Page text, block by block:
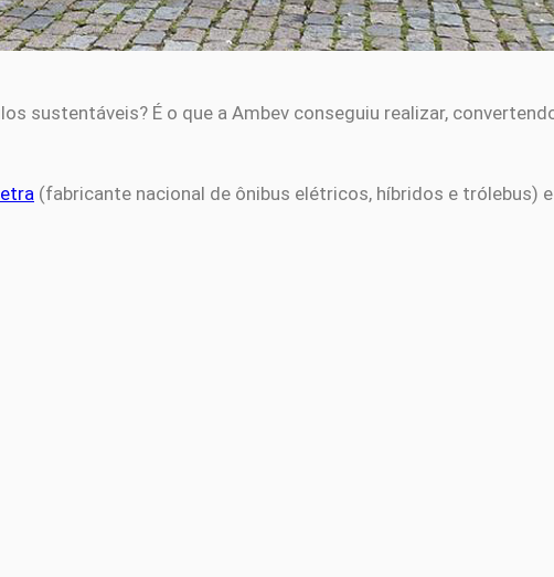
sustentáveis? É o que a Ambev conseguiu realizar,
(fabricante nacional de ônibus elétricos, híbridos e trólebus)